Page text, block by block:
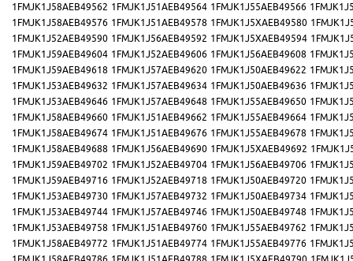
1FMJK1J58AEB49562 1FMJK1J51AEB49564 1FMJK1J55AEB49566
1FMJK1J58AEB49576 1FMJK1J51AEB49578 1FMJK1J5XAEB49580
1FMJK1J52AEB49590 1FMJK1J56AEB49592 1FMJK1J5XAEB49594
1FMJK1J59AEB49604 1FMJK1J52AEB49606 1FMJK1J56AEB49608
1FMJK1J59AEB49618 1FMJK1J57AEB49620 1FMJK1J50AEB49622
1FMJK1J53AEB49632 1FMJK1J57AEB49634 1FMJK1J50AEB49636
1FMJK1J53AEB49646 1FMJK1J57AEB49648 1FMJK1J55AEB49650
1FMJK1J58AEB49660 1FMJK1J51AEB49662 1FMJK1J55AEB49664
1FMJK1J58AEB49674 1FMJK1J51AEB49676 1FMJK1J55AEB49678
1FMJK1J58AEB49688 1FMJK1J56AEB49690 1FMJK1J5XAEB49692
1FMJK1J59AEB49702 1FMJK1J52AEB49704 1FMJK1J56AEB49706
1FMJK1J59AEB49716 1FMJK1J52AEB49718 1FMJK1J50AEB49720
1FMJK1J53AEB49730 1FMJK1J57AEB49732 1FMJK1J50AEB49734
1FMJK1J53AEB49744 1FMJK1J57AEB49746 1FMJK1J50AEB49748
1FMJK1J53AEB49758 1FMJK1J51AEB49760 1FMJK1J55AEB49762
1FMJK1J58AEB49772 1FMJK1J51AEB49774 1FMJK1J55AEB49776